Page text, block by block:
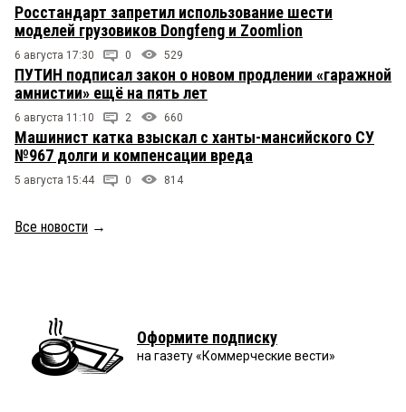
Росстандарт запретил использование шести
моделей грузовиков Dongfeng и Zoomlion
6 августа 17:30 0 529
ПУТИН подписал закон о новом продлении «гаражной
амнистии» ещё на пять лет
6 августа 11:10 2 660
Машинист катка взыскал с ханты-мансийского СУ
№967 долги и компенсации вреда
5 августа 15:44 0 814
Все новости →
Оформите подписку
на газету «Коммерческие вести»